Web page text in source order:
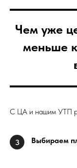
Чем уже
меньше
С ЦА и нашим УТП
3 Выбираем